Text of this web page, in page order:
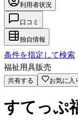
利用者状況
口コミ
独自情報
条件を指定して検索
福祉用具販売
共有する お気に入
すてっぷ